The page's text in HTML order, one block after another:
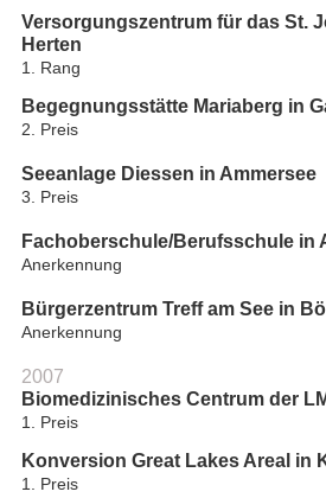
Versorgungszentrum für das St.
Herten
1. Rang
Begegnungsstätte Mariaberg in
2. Preis
Seeanlage Diessen in Ammersee
3. Preis
Fachoberschule/Berufsschule in
Anerkennung
Bürgerzentrum Treff am See in
Anerkennung
2007
Biomedizinisches Centrum der
1. Preis
Konversion Great Lakes Areal in
1. Preis